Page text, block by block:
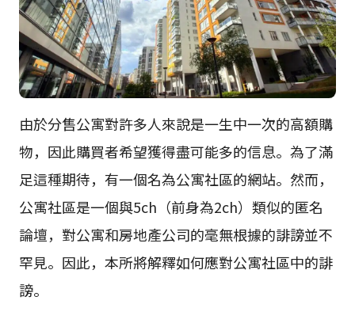
由於分售公寓對許多人來說是一生中一次的高額購
物，因此購買者希望獲得盡可能多的信息。為了滿
足這種期待，有一個名為公寓社區的網站。然而，
公寓社區是一個與5ch（前身為2ch）類似的匿名
論壇，對公寓和房地產公司的毫無根據的誹謗並不
罕見。因此，本所將解釋如何應對公寓社區中的誹
謗。